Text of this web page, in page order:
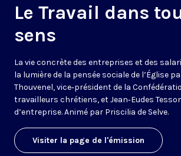
Le Travail dans
sens
La vie concrète des entreprises et des
la lumière de la pensée sociale de l’Église
Thouvenel, vice‑président de la
travailleurs chrétiens, et Jean‑Eudes
d’entreprise. Animé par Priscilia de Selve.
Visiter la page de l'émission